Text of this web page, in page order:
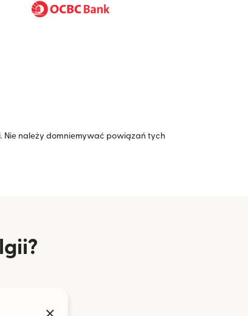
należy domniemywać powiązań tych